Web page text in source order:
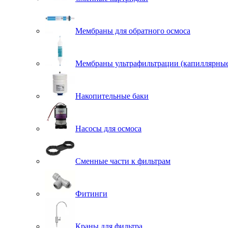
Мембраны для обратного осмоса
Мембраны ультрафильтрации
Накопительные баки
Насосы для осмоса
Сменные части к фильтрам
Фитинги
Краны для фильтра